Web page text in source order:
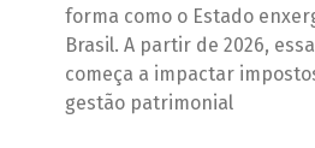
forma como o Estado
Brasil. A partir de 2026,
começa a impactar
gestão patrimonial